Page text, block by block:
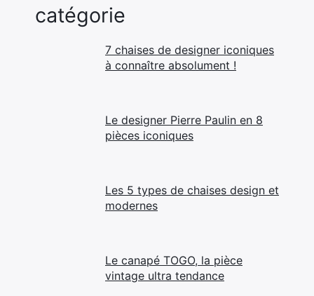
catégorie
7 chaises de designer iconiques
à connaître absolument !
Le designer Pierre Paulin en 8
pièces iconiques
Les 5 types de chaises design et
modernes
Le canapé TOGO, la pièce
vintage ultra tendance